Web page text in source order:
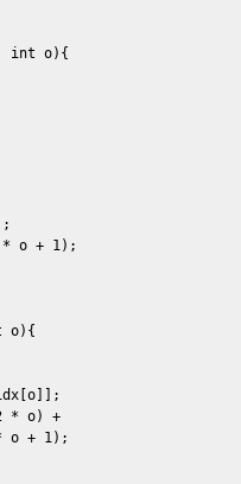
int o){
o + 1);
o){
* o) +
+ 1);